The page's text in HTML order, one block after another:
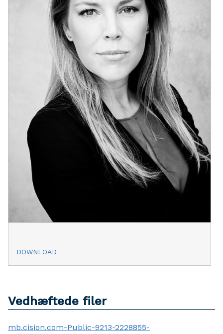
DOWNLOAD
Vedhæftede filer
mb.cision.com-Public-9213-2228855-